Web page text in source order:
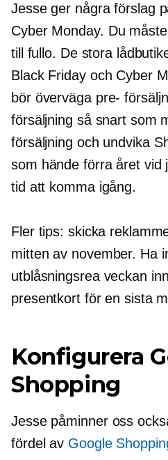
Jesse ger några förslag
Cyber ​​Monday. Du
till fullo. De stora
Black Friday och Cyber
bör överväga pre-
försäljning så snart som
försäljning och undvika
som hände förra året vid
tid att komma igång.
Fler tips: skicka
mitten av november. Ha
utblåsningsrea veckan
presentkort för en sista
Konfigurera
Shopping
Jesse påminner oss
fördel av Google